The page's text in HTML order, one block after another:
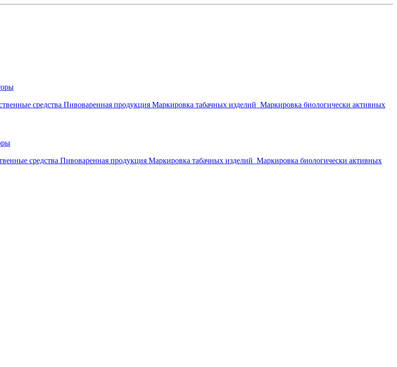
средства Пивоваренная продукция Маркировка табачных изделий Маркировка биологически активных
средства Пивоваренная продукция Маркировка табачных изделий Маркировка биологически активных